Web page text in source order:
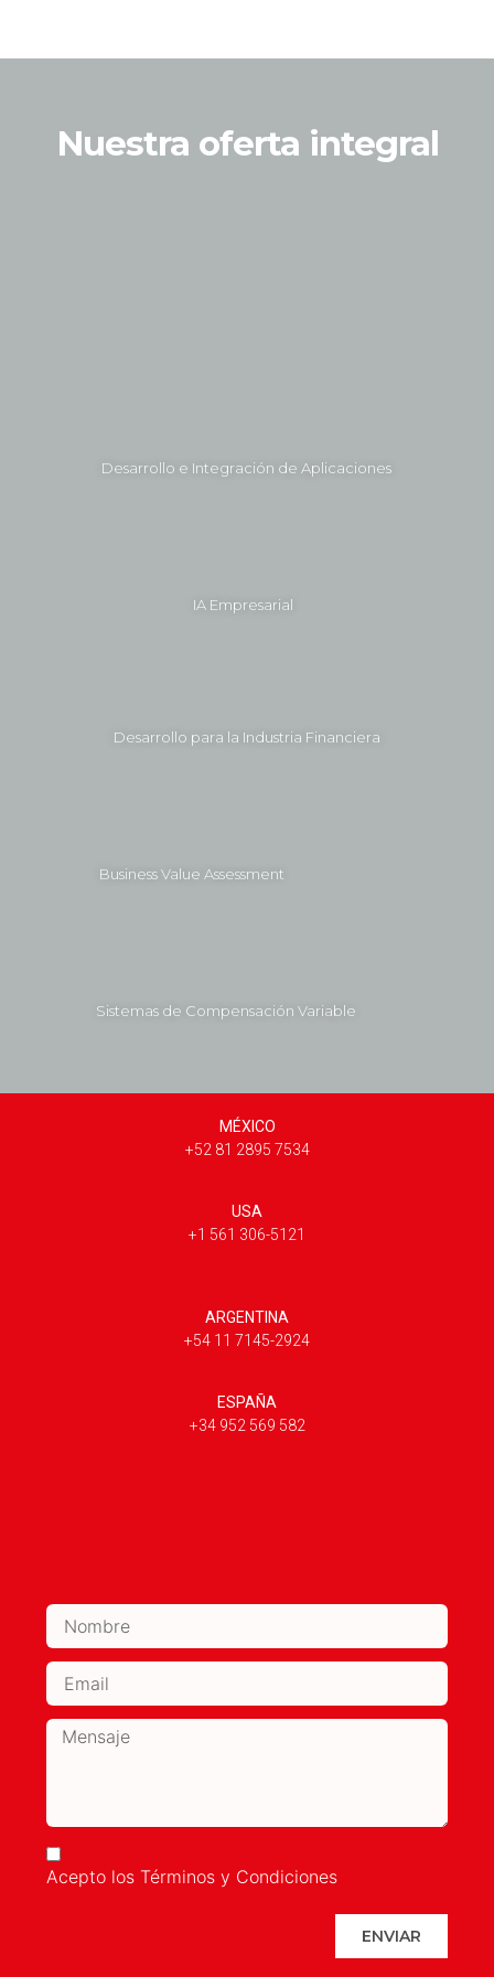
Nuestra oferta integral
Desarrollo e Integración de Aplicaciones
IA Empresarial
Desarrollo para la Industria Financiera
Business Value Assessment
Sistemas de Compensación Variable
MÉXICO
+52 81 2895 7534
USA
+1 561 306-5121
ARGENTINA
+54 11 7145-2924
ESPAÑA
+34 952 569 582
Acepto los Términos y Condiciones
ENVIAR